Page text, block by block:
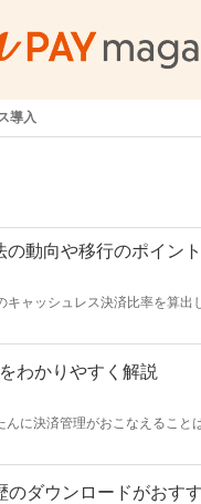
導入
動向や移行のポイン
ャッシュレス決済比率を算出
わかりやすく解説
に決済管理がおこなえること
のスマートフォンやタブレッ
のダウンロードがおす